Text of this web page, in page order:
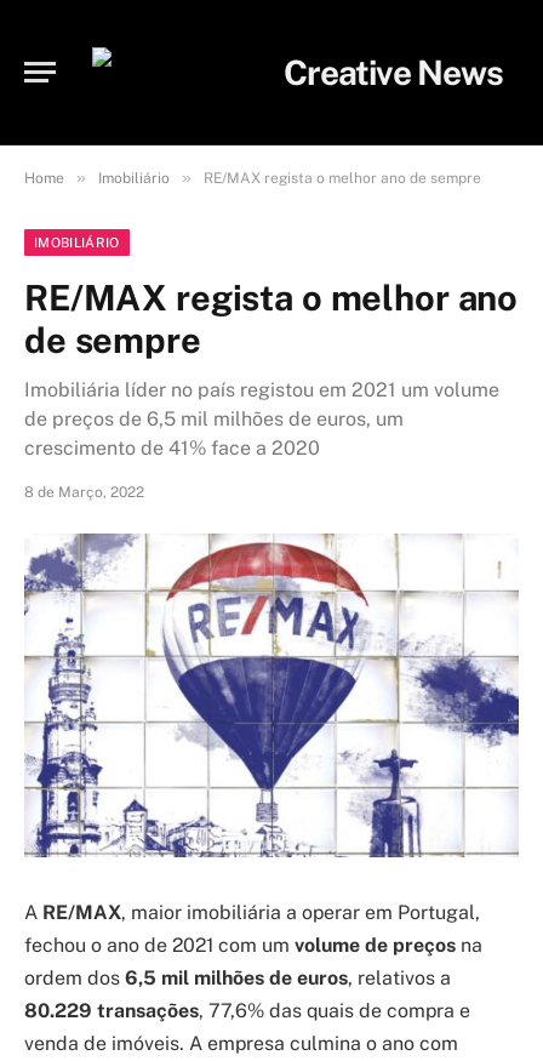
Home » Imobiliário » RE/MAX regista o melhor ano de sempre
IMOBILIÁRIO
RE/MAX regista o melhor ano
de sempre
Imobiliária líder no país registou em 2021 um volume
de preços de 6,5 mil milhões de euros, um
crescimento de 41% face a 2020
8 de Março, 2022
A RE/MAX, maior imobiliária a operar em Portugal,
fechou o ano de 2021 com um volume de preços na
ordem dos 6,5 mil milhões de euros, relativos a
80.229 transações, 77,6% das quais de compra e
venda de imóveis. A empresa culmina o ano com